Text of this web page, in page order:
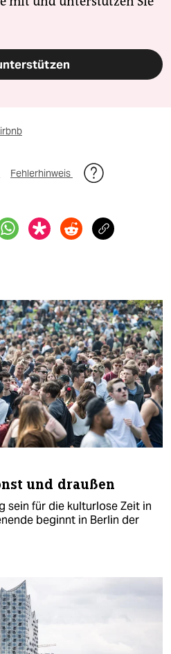
Fehlerhinweis
und draußen
sein für die kulturlose Zeit in
beginnt in Berlin der